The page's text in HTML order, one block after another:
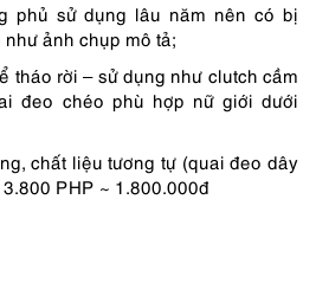
phủ sử dụng lâu năm nên có bị
ảnh chụp mô tả;
tháo rời – sử dụng như clutch cầm
đeo chéo phù hợp nữ giới dưới
chất liệu tương tự (quai đeo dây
PHP ~ 1.800.000đ